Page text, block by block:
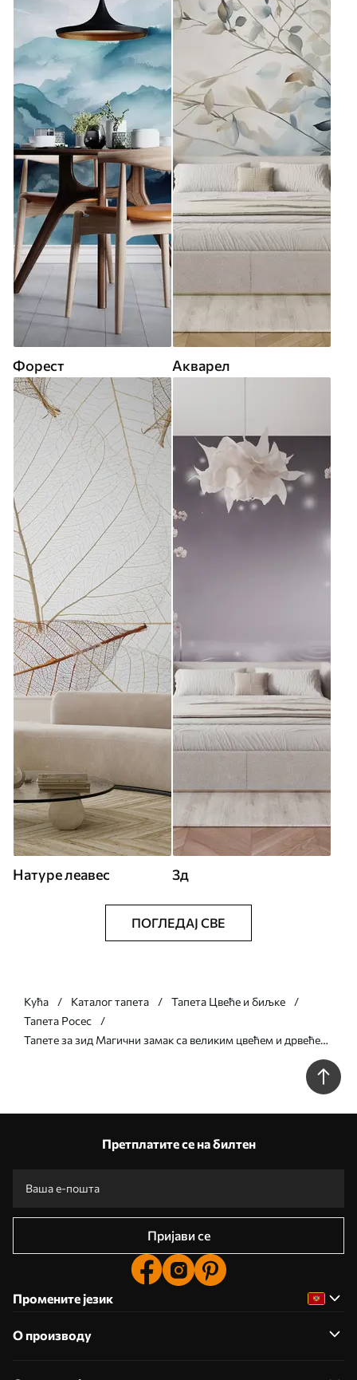
Форест Акварел
Натуре леавес 3д
ПОГЛЕДАЈ СВЕ
Кућа Каталог тапета
Тапета Цвеће и биљке
Тапета Росес
Тапете за зид Магични замак са великим цвећем и дрвећем
Претплатите се на билтен
Пријави се
Промените језик
О производу